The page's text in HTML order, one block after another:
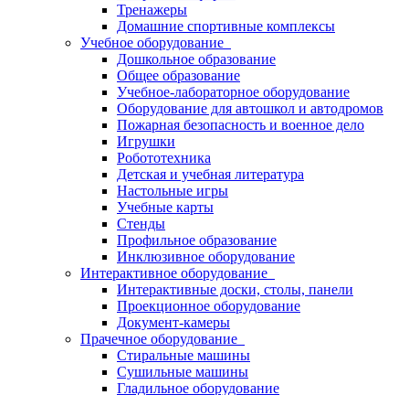
Тренажеры
Домашние спортивные комплексы
Учебное оборудование
Дошкольное образование
Общее образование
Учебное-лабораторное оборудование
Оборудование для автошкол и автодромов
Пожарная безопасность и военное дело
Игрушки
Робототехника
Детская и учебная литература
Настольные игры
Учебные карты
Стенды
Профильное образование
Инклюзивное оборудование
Интерактивное оборудование
Интерактивные доски, столы, панели
Проекционное оборудование
Документ-камеры
Прачечное оборудование
Стиральные машины
Сушильные машины
Гладильное оборудование